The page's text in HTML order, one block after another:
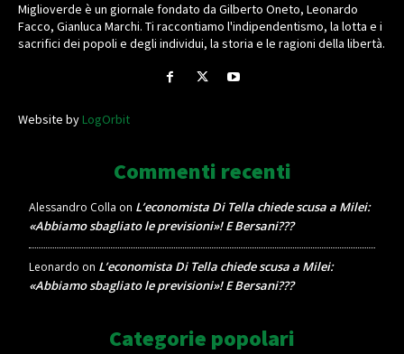
Miglioverde è un giornale fondato da Gilberto Oneto, Leonardo
Facco, Gianluca Marchi. Ti raccontiamo l'indipendentismo, la lotta e i
sacrifici dei popoli e degli individui, la storia e le ragioni della libertà.
Website byLogOrbit
Commenti recenti
Alessandro Colla on L’economista Di Tella chiede scusa a Milei:
«Abbiamo sbagliato le previsioni»! E Bersani???
Leonardo on L’economista Di Tella chiede scusa a Milei:
«Abbiamo sbagliato le previsioni»! E Bersani???
Categorie popolari